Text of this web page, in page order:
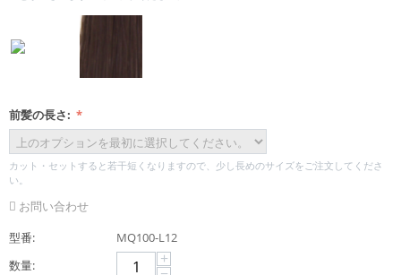
前髪の長さ:
カット・セットすると若干短くなりますので、少し長めのサイズをご注文してくださ
い。
お問い合わせ
型番:
MQ100-L12
数量:
+